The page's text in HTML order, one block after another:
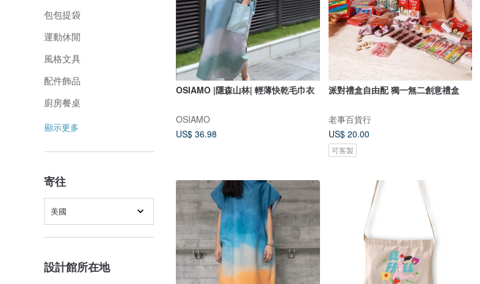
包包提袋
運動休閒
風格文具
配件飾品
廚房餐桌
顯示更多
寄往
美國
設計館所在地
OSIAMO |隱森山林| 輕薄快乾毛巾衣
OSIAMO
US$ 36.98
派對禮盒自由配 獨一無二創意禮盒
老事百貨行
US$ 20.00
可客製